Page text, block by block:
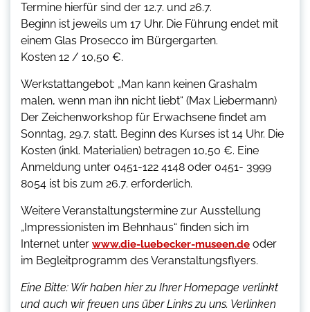
Termine hierfür sind der 12.7. und 26.7.
Beginn ist jeweils um 17 Uhr. Die Führung endet mit
einem Glas Prosecco im Bürgergarten.
Kosten 12 / 10,50 €.
Werkstattangebot: „Man kann keinen Grashalm
malen, wenn man ihn nicht liebt“ (Max Liebermann)
Der Zeichenworkshop für Erwachsene findet am
Sonntag, 29.7. statt. Beginn des Kurses ist 14 Uhr. Die
Kosten (inkl. Materialien) betragen 10,50 €. Eine
Anmeldung unter 0451-122 4148 oder 0451- 3999
8054 ist bis zum 26.7. erforderlich.
Weitere Veranstaltungstermine zur Ausstellung
„Impressionisten im Behnhaus“ finden sich im
Internet unter www.die-luebecker-museen.de oder
im Begleitprogramm des Veranstaltungsflyers.
Eine Bitte: Wir haben hier zu Ihrer Homepage verlinkt
und auch wir freuen uns über Links zu uns. Verlinken